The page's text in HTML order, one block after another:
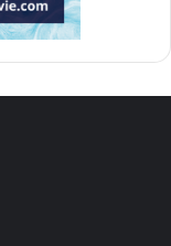
à venir.